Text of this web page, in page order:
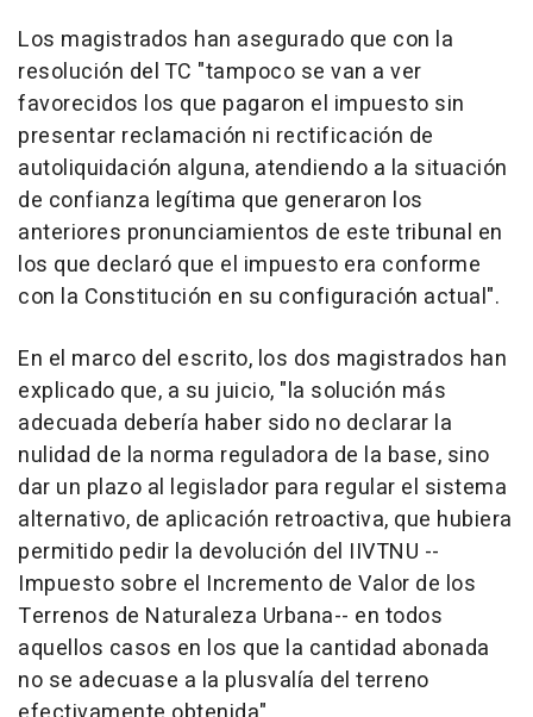
Los magistrados han asegurado que con la
resolución del TC "tampoco se van a ver
favorecidos los que pagaron el impuesto sin
presentar reclamación ni rectificación de
autoliquidación alguna, atendiendo a la situación
de confianza legítima que generaron los
anteriores pronunciamientos de este tribunal en
los que declaró que el impuesto era conforme
con la Constitución en su configuración actual".
En el marco del escrito, los dos magistrados han
explicado que, a su juicio, "la solución más
adecuada debería haber sido no declarar la
nulidad de la norma reguladora de la base, sino
dar un plazo al legislador para regular el sistema
alternativo, de aplicación retroactiva, que hubiera
permitido pedir la devolución del IIVTNU --
Impuesto sobre el Incremento de Valor de los
Terrenos de Naturaleza Urbana-- en todos
aquellos casos en los que la cantidad abonada
no se adecuase a la plusvalía del terreno